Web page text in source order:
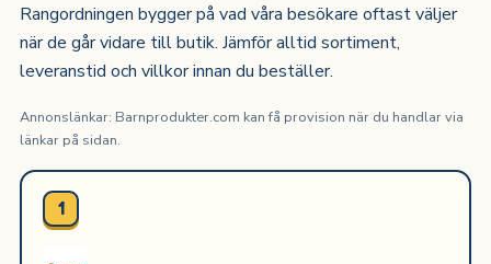
Rangordningen bygger på vad våra besökare oftast väljer
när de går vidare till butik. Jämför alltid sortiment,
leveranstid och villkor innan du beställer.
Annonslänkar: Barnprodukter.com kan få provision när du handlar via
länkar på sidan.
1